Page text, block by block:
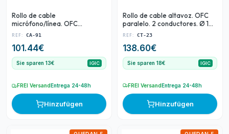
Rollo de cable
micrófono/línea. OFC
blindado. 2 conductores.
REF: CA-91
101.44€
Sie sparen 13€ IGIC
FREI Versand Entrega 24-48h
Hinzufügen
Rollo de cable altavoz. OFC
paralelo. 2 conductores. Ø 1
mm2. Bobina 100 m.
REF: CT-23
138.60€
Sie sparen 18€ IGIC
FREI VersandEntrega 24-48h
Hinzufügen